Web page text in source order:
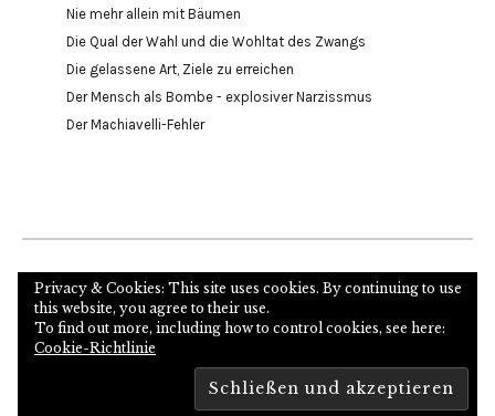
Nie mehr allein mit Bäumen
Die Qual der Wahl und die Wohltat des Zwangs
Die gelassene Art, Ziele zu erreichen
Der Mensch als Bombe - explosiver Narzissmus
Der Machiavelli-Fehler
Internetseite des Autors und Psychoanalytikers
Proudly powered byWordPress
Theme: Zuki vonElmastudio
Privacy & Cookies: This site uses cookies. By continuing to use
this website, you agree to their use.
To find out more, including how to control cookies, see here:
Cookie-Richtlinie